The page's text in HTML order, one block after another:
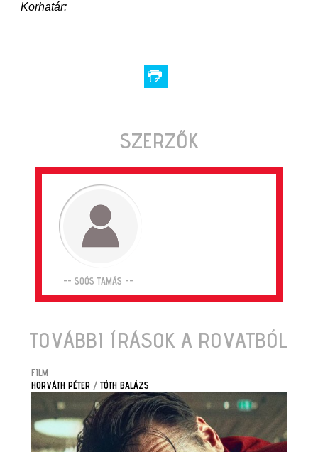
Korhatár:
SZERZŐK
-- SOÓS TAMÁS --
TOVÁBBI ÍRÁSOK A ROVATBÓL
FILM
HORVÁTH PÉTER / TÓTH BALÁZS